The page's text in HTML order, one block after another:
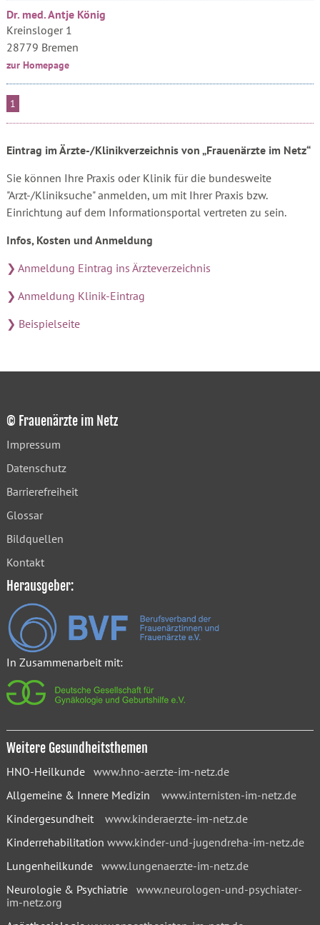
Dr. med. Antje König
Kreinsloger 1
28779 Bremen
zur Homepage
1
Eintrag im Ärzte-/Klinikverzeichnis von „Frauenärzte im Netz“
Sie können Ihre Praxis oder Klinik für die bundesweite
"Arzt-/Kliniksuche" anmelden, um mit Ihrer Praxis bzw.
Einrichtung auf dem Informationsportal vertreten zu sein.
Infos, Kosten und Anmeldung
❯ Anmeldung Eintrag ins Ärzteverzeichnis
❯ Anmeldung Klinik-Eintrag
❯ Beispielseite
© Frauenärzte im Netz
Impressum
Datenschutz
Barrierefreiheit
Glossar
Bildquellen
Kontakt
Herausgeber:
In Zusammenarbeit mit:
Weitere Gesundheitsthemen
HNO-Heilkunde www.hno-aerzte-im-netz.de
Allgemeine & Innere Medizin www.internisten-im-netz.de
Kindergesundheit www.kinderaerzte-im-netz.de
Kinderrehabilitation www.kinder-und-jugendreha-im-netz.de
Lungenheilkunde www.lungenaerzte-im-netz.de
Neurologie & Psychiatrie www.neurologen-und-psychiater-
im-netz.org